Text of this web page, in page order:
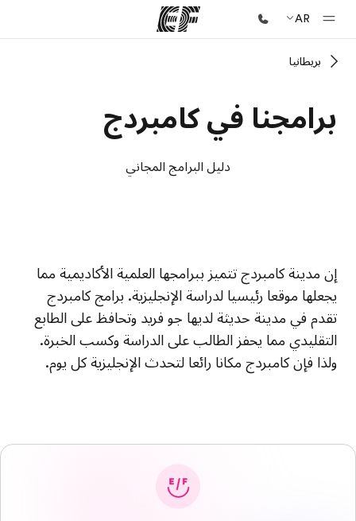
AR
برامج
من نحن
وظائف
إنضم إلى الفريق
بريطانيا
برامجنا في كامبردج
دليل البرامج المجاني
إن مدينة كامبردج تتميز ببرامجها العلمية الأكاديمية مما
يجعلها موقعا رئيسيا لدراسة الإنجليزية. برامج كامبردج
تقدم في مدينة حديثة لديها جو فريد وتحافظ على الطابع
التقليدي مما يحفز الطالب على الدراسة وكسب الخبرة.
ولذا فإن كامبردج مكانا رائعا لتحدث الإنجليزية كل يوم.